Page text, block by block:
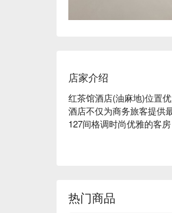
店家介绍
红茶馆酒店(油麻地)位置
酒店不仅为商务旅客提供
127间格调时尚优雅的客
环境典雅独特的红茶馆
热门商品